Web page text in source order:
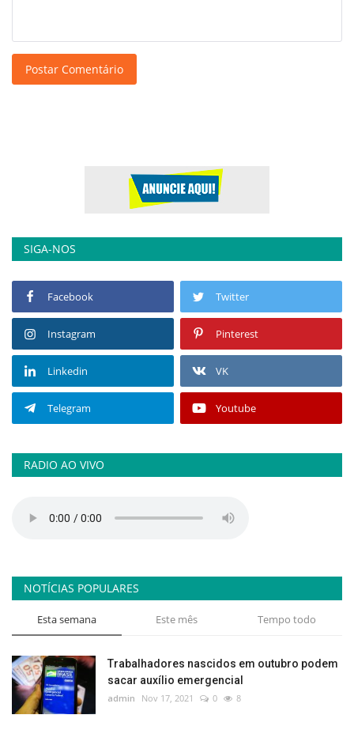
Postar Comentário
SIGA-NOS
Facebook Twitter
Instagram Pinterest
Linkedin VK
Telegram Youtube
RADIO AO VIVO
NOTÍCIAS POPULARES
Esta semana Este mês Tempo todo
Trabalhadores nascidos em outubro podem
sacar auxílio emergencial
admin Nov 17, 2021 0 8